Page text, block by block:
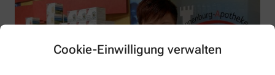
Cookie-Einwilligung verwalten